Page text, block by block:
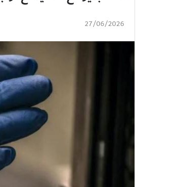
27/06/2026